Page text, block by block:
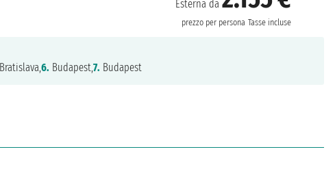
Esterna da
prezzo per persona Tasse incluse
Bratislava,6. Budapest,7. Budapest